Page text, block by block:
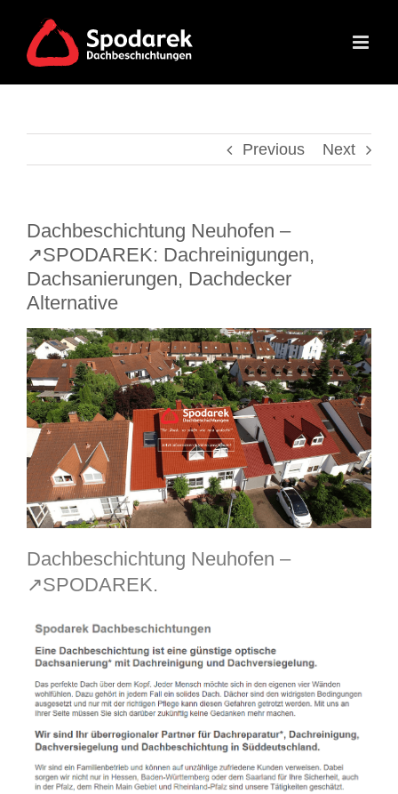
content
Previous Next
Dachbeschichtung Neuhofen –
↗️SPODAREK: Dachreinigungen,
Dachsanierungen, Dachdecker
Alternative
Dachbeschichtung Neuhofen –
↗️SPODAREK.